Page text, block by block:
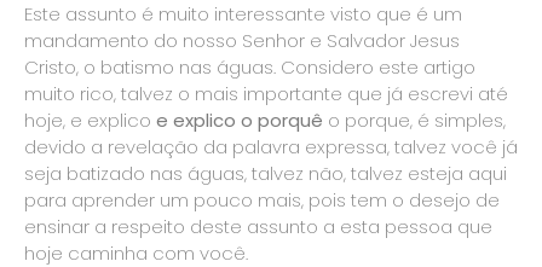
Este assunto é muito interessante visto que é um
mandamento do nosso Senhor e Salvador Jesus
Cristo, o batismo nas águas. Considero este artigo
muito rico, talvez o mais importante que já escrevi até
hoje, e explico e explico o porquê o porque, é simples,
devido a revelação da palavra expressa, talvez você já
seja batizado nas águas, talvez não, talvez esteja aqui
para aprender um pouco mais, pois tem o desejo de
ensinar a respeito deste assunto a esta pessoa que
hoje caminha com você.